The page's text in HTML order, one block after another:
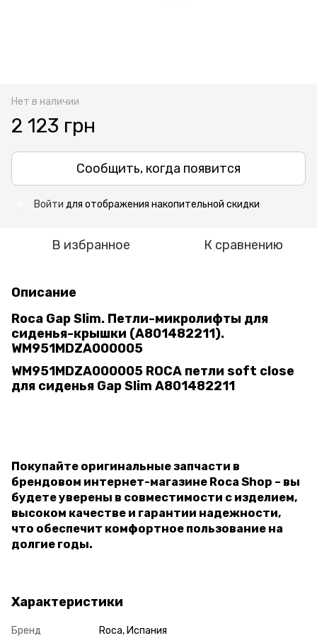
Нет в наличии
2 123 грн
Сообщить, когда появится
Войти для отображения накопительной скидки
В избранное К сравнению
Описание
Roca Gap Slim. Петли-микролифты для
сиденья-крышки (A801482211).
WM951MDZA000005
WM951MDZA000005 ROCA петли soft close
для сиденья Gap Slim A801482211
Покупайте оригинальные запчасти в
брендовом интернет-магазине Roca Shop – вы
будете уверены в совместимости с изделием,
высоком качестве и гарантии надежности,
что обеспечит комфортное пользование на
долгие годы.
Характеристики
Бренд
Roca, Испания